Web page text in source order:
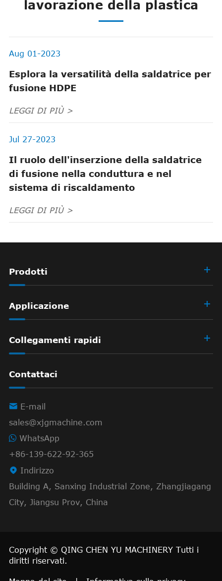
lavorazione della plastica
Aug 01-2023
Esplora la versatilità della saldatrice per
fusione HDPE
LEGGI DI PIÙ >
Jul 27-2023
Il ruolo dell'inserzione della saldatrice
di fusione nella conduttura e nel
sistema di riscaldamento
LEGGI DI PIÙ >
Prodotti
Applicazione
Collegamenti rapidi
Contattaci
 E-mail
sales@xjgmachine.com
WhatsApp
+86-139-622-92-365
 Indirizzo
Building A, Sanxing Industrial Zone, Zhangjiagang
City, Jiangsu Prov, China
Copyright © QING CHEN YU MACHINERY Tutti i
diritti riservati.